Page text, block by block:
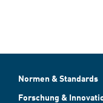
Normen & Standards
Forschung &